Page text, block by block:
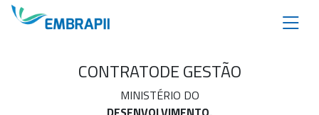
CONTRATODE GESTÃO
MINISTÉRIO DO